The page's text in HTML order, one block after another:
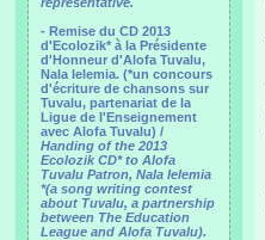
- Remise du CD 2013
d'Ecolozik* à la Présidente
d'Honneur d'Alofa Tuvalu,
Nala Ielemia. (*un concours
d'écriture de chansons sur
Tuvalu, partenariat de la
Ligue de l'Enseignement
avec Alofa Tuvalu) /
Handing of the 2013
Ecolozik CD* to Alofa
Tuvalu Patron, Nala Ielemia
*(a song writing contest
about Tuvalu, a partnership
between The Education
League and Alofa Tuvalu).